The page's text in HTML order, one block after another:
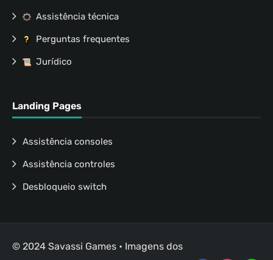
Assistência técnica
Perguntas frequentes
Jurídico
Landing Pages
Assistência consoles
Assistência controles
Desbloqueio switch
© 2024 Savassi Games • Imagens dos